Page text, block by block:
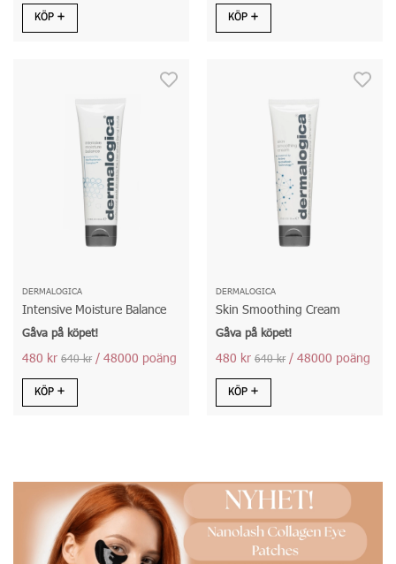
KÖP KÖP
DERMALOGICA
Intensive Moisture Balance
Gåva på köpet!
480 kr 640 kr/ 48000 poäng
KÖP
DERMALOGICA
Skin Smoothing Cream
Gåva på köpet!
480 kr 640 kr/ 48000 poäng
KÖP